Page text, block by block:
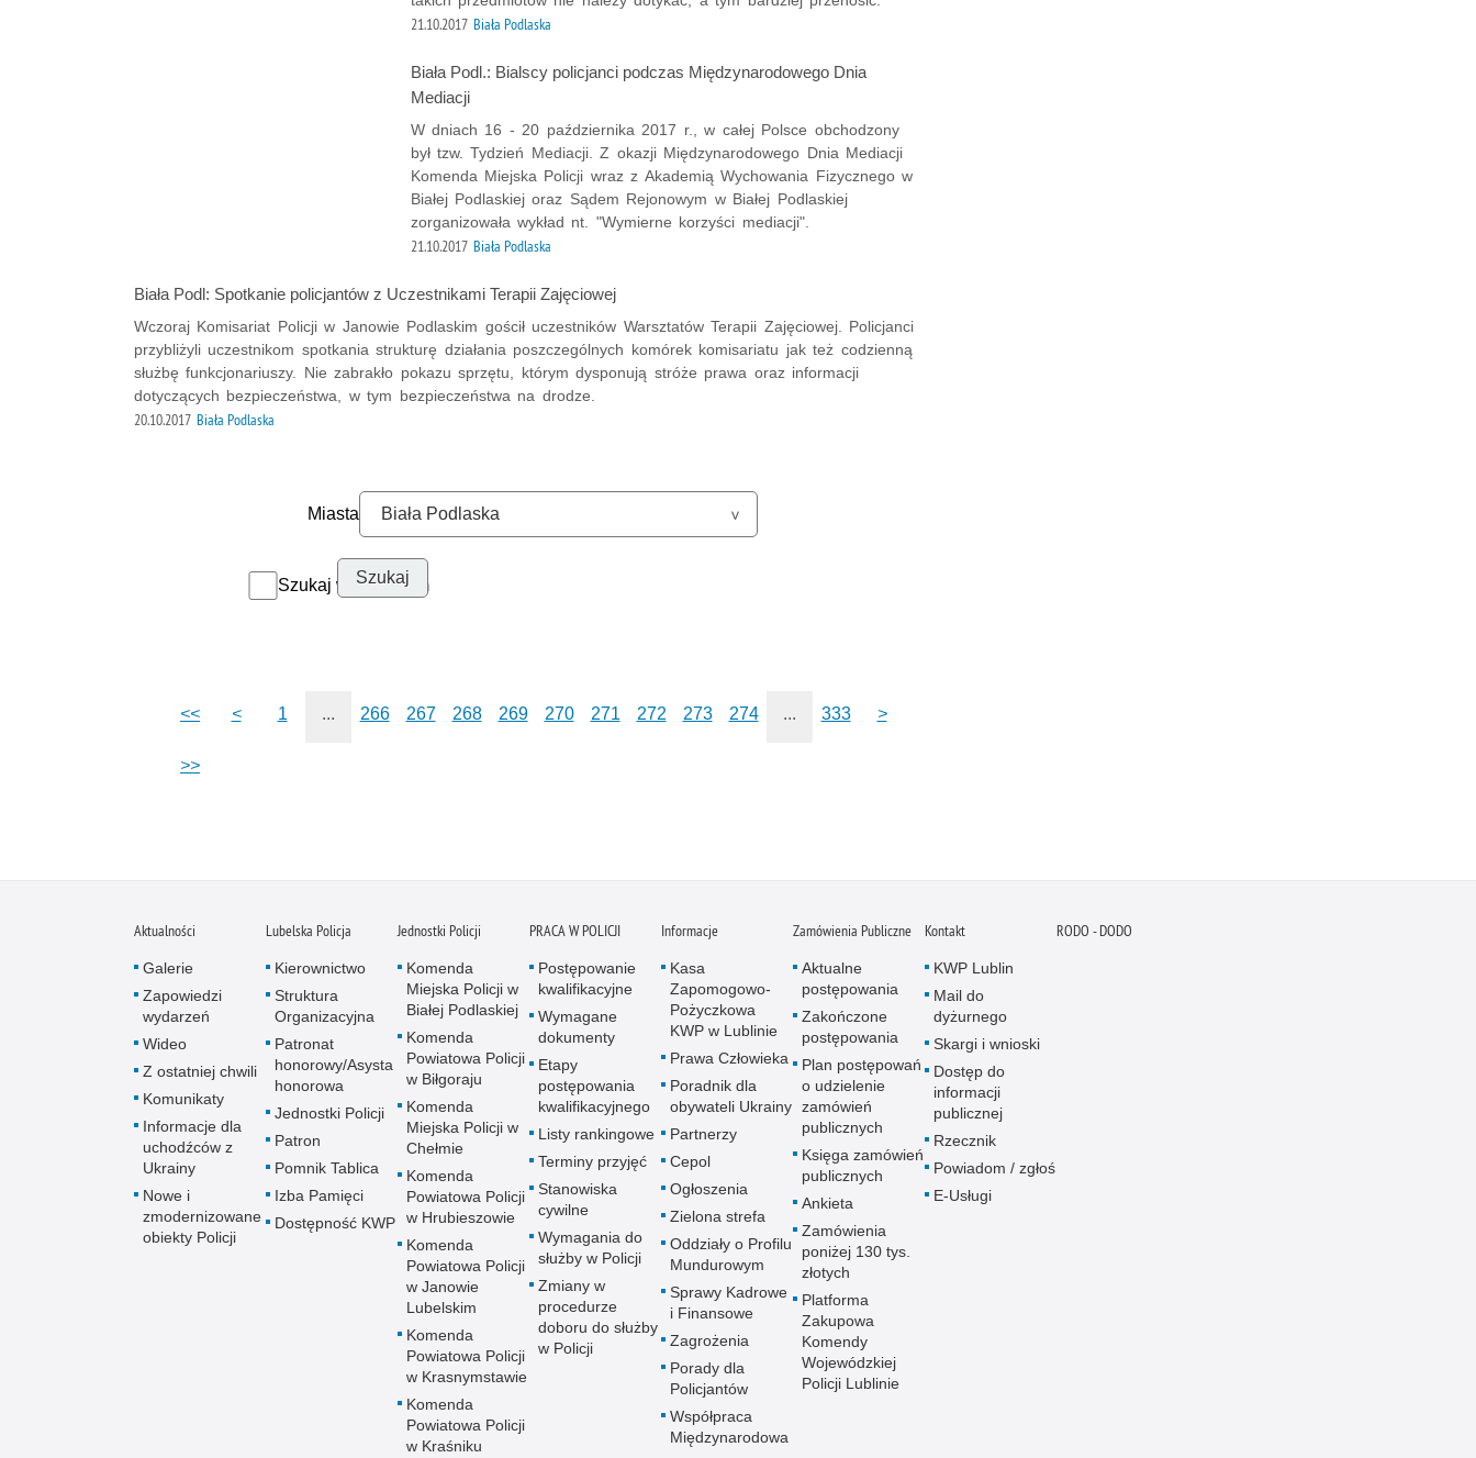
21.10.2017 Biała Podlaska
Biała Podl.: Bialscy policjanci podczas Międzynarodowego Dnia
Mediacji
W dniach 16 - 20 października 2017 r., w całej Polsce obchodzony
był tzw. Tydzień Mediacji. Z okazji Międzynarodowego Dnia Mediacji
Komenda Miejska Policji wraz z Akademią Wychowania Fizycznego w
Białej Podlaskiej oraz Sądem Rejonowym w Białej Podlaskiej
zorganizowała wykład nt. "Wymierne korzyści mediacji".
21.10.2017 Biała Podlaska
Biała Podl: Spotkanie policjantów z Uczestnikami Terapii Zajęciowej
Wczoraj Komisariat Policji w Janowie Podlaskim gościł uczestników Warsztatów Terapii Zajęciowej. Policjanci
przybliżyli uczestnikom spotkania strukturę działania poszczególnych komórek komisariatu jak też codzienną
służbę funkcjonariuszy. Nie zabrakło pokazu sprzętu, którym dysponują stróże prawa oraz informacji
dotyczących bezpieczeństwa, w tym bezpieczeństwa na drodze.
20.10.2017 Biała Podlaska
Miasta
Szukaj w archiwum
<< < 1 ... 266 267 268 269 270 271 272 273 274 ... 333 >
>>
Aktualności
Galerie
Zapowiedzi
wydarzeń
Wideo
Z ostatniej chwili
Komunikaty
Informacje dla
uchodźców z
Ukrainy
Nowe i
zmodernizowane
obiekty Policji
Lubelska Policja
Kierownictwo
Struktura
Organizacyjna
Patronat
honorowy/Asysta
honorowa
Jednostki Policji
Patron
Pomnik Tablica
Izba Pamięci
Dostępność KWP
Jednostki Policji
Komenda
Miejska Policji w
Białej Podlaskiej
Komenda
Powiatowa Policji
w Biłgoraju
Komenda
Miejska Policji w
Chełmie
Komenda
Powiatowa Policji
w Hrubieszowie
Komenda
Powiatowa Policji
w Janowie
Lubelskim
Komenda
Powiatowa Policji
w Krasnymstawie
Komenda
Powiatowa Policji
w Kraśniku
PRACA W POLICJI
Postępowanie
kwalifikacyjne
Wymagane
dokumenty
Etapy
postępowania
kwalifikacyjnego
Listy rankingowe
Terminy przyjęć
Stanowiska
cywilne
Wymagania do
służby w Policji
Zmiany w
procedurze
doboru do służby
w Policji
Informacje
Kasa
Zapomogowo-
Pożyczkowa
KWP w Lublinie
Prawa Człowieka
Poradnik dla
obywateli Ukrainy
Partnerzy
Cepol
Ogłoszenia
Zielona strefa
Oddziały o Profilu
Mundurowym
Sprawy Kadrowe
i Finansowe
Zagrożenia
Porady dla
Policjantów
Współpraca
Międzynarodowa
Zamówienia Publiczne
Aktualne
postępowania
Zakończone
postępowania
Plan postępowań
o udzielenie
zamówień
publicznych
Księga zamówień
publicznych
Ankieta
Zamówienia
poniżej 130 tys.
złotych
Platforma
Zakupowa
Komendy
Wojewódzkiej
Policji Lublinie
Kontakt
KWP Lublin
Mail do
dyżurnego
Skargi i wnioski
Dostęp do
informacji
publicznej
Rzecznik
Powiadom / zgłoś
E-Usługi
RODO - DODO